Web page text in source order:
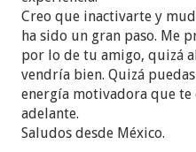
Creo que inactivarte y
ha sido un gran paso. Me
por lo de tu amigo, quizá
vendría bien. Quizá
energía motivadora que
adelante.
Saludos desde México.